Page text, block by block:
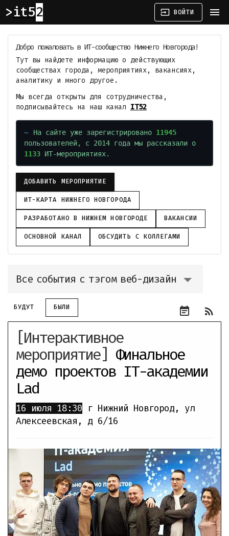
it52 input ВОЙТИ menu
Добро пожаловать в ИТ-сообщество Нижнего Новгорода!
Тут вы найдете информацию о действующих
сообществах города, мероприятиях, вакансиях,
аналитику и много другое.
Мы всегда открыты для сотрудничества,
подписывайтесь на наш канал IT52
На сайте уже зарегистрировано 11945
пользователей, с 2014 года мы рассказали о
1133 ИТ-мероприятиях.
ДОБАВИТЬ МЕРОПРИЯТИЕ
ИТ-КАРТА НИЖНЕГО НОВГОРОДА
РАЗРАБОТАНО В НИЖНЕМ НОВГОРОДЕ ВАКАНСИИ
ОСНОВНОЙ КАНАЛ ОБСУДИТЬ С КОЛЛЕГАМИ
Все события с тэгом веб-дизайн
event_note rss_feed
БУДУТ БЫЛИ
[Интерактивное
мероприятие] Финальное
демо проектов IT-академии
Lad
16 июля 18:30
г Нижний Новгород, ул
Алексеевская, д 6/16